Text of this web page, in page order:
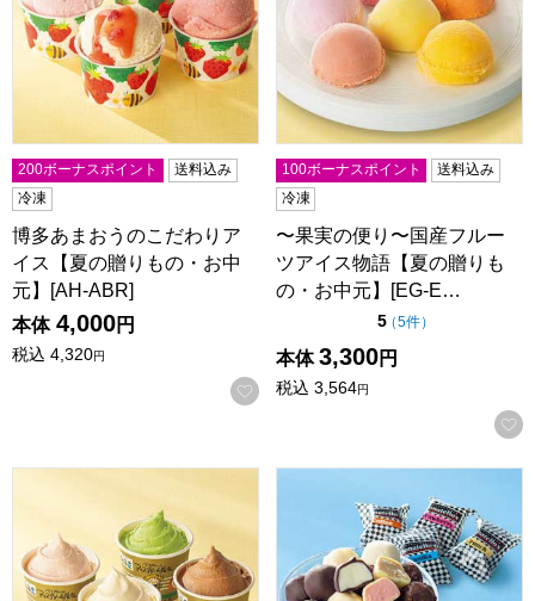
200ボーナスポイント
送料込み
冷凍
博多あまおうのこだわりア
イス【夏の贈りもの・お中
元】[AH-ABR]
本体 4,000円
税込 4,320円
お気に入りに登録する
100ボーナスポイント
送料込み
冷凍
〜果実の便り〜国産フルー
ツアイス物語【夏の贈りも
の・お中元】[EG-E…
5点（5点満点中）
（5件の評価
）
本体 3,300円
税込 3,564円